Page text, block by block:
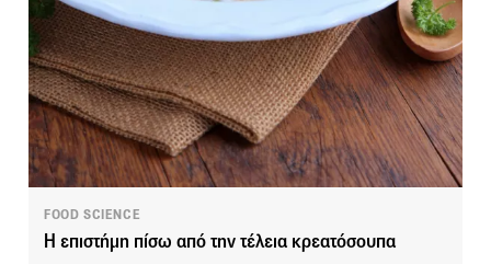
FOOD SCIENCE
Η επιστήμη πίσω από την τέλεια κρεατόσουπα